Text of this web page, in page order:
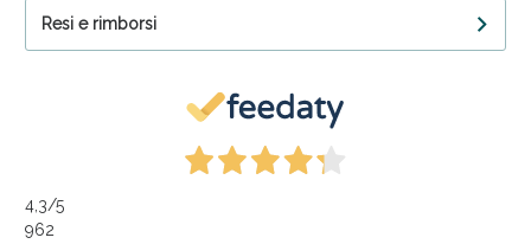
Resi e rimborsi
4,3/5
962